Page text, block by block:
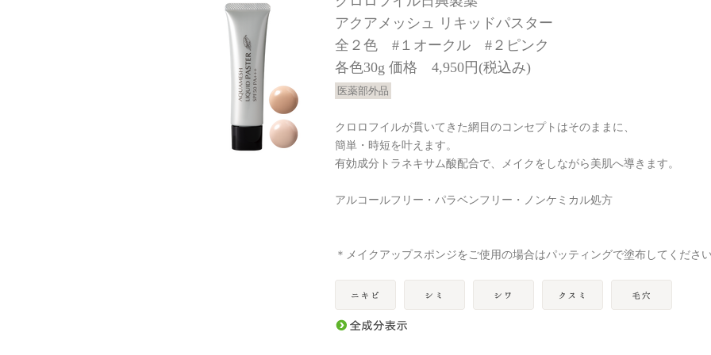
アクアメッシュ リキッドパスター
全２色 #１オークル #２ピンク
各色30g 価格 4,950円(税込み)
医薬部外品
クロロフイルが貫いてきた網目のコンセプトはそのままに、
簡単・時短を叶えます。
有効成分トラネキサム酸配合で、メイクをしながら美肌へ導きます。
アルコールフリー・パラベンフリー・ノンケミカル処方
＊メイクアップスポンジをご使用の場合はパッティングで塗布してくださ